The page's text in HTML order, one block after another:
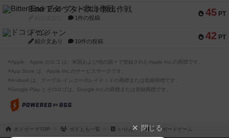
45 PT
Bitter End ブタペスト救出作戦
1件の投稿
42 PT
ドコジャン
紹介文あり 10件の投稿
※Apple、Apple のロゴ は、米国および他の国々で登録されたApple Inc.の商標です。
※App Store は、Apple Inc.のサービスマークです。
※Android は、グーグル インコーポレイテッドの商標または登録商標です。
※Google Play とそのロゴは、Google Inc.の商標または登録商標です。
ボドゲーマTOP ボドとも一覧 いりん マイボードゲーム
閉じる